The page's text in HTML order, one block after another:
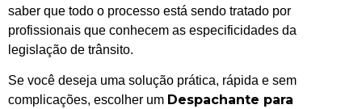
saber que todo o processo está sendo tratado por
profissionais que conhecem as especificidades da
legislação de trânsito.
Se você deseja uma solução prática, rápida e sem
complicações, escolher um Despachante para